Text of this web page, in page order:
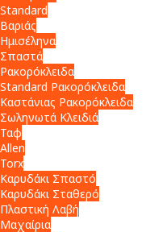
Standard
Βαριάς
Ημισέληνα
Σπαστά
Ρακορόκλειδα
Standard Ρακορόκλειδα
Καστάνιας Ρακορόκλειδα
Σωληνωτά Κλειδιά
Ταφ
Allen
Torx
Καρυδάκι Σπαστό
Καρυδάκι Σταθερό
Πλαστική Λαβή
Μαχαίρια